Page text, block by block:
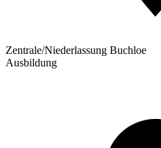
Zentrale/Niederlassung Buchloe
Ausbildung